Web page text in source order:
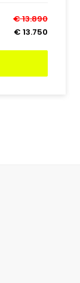
€ 13.890
€ 13.750